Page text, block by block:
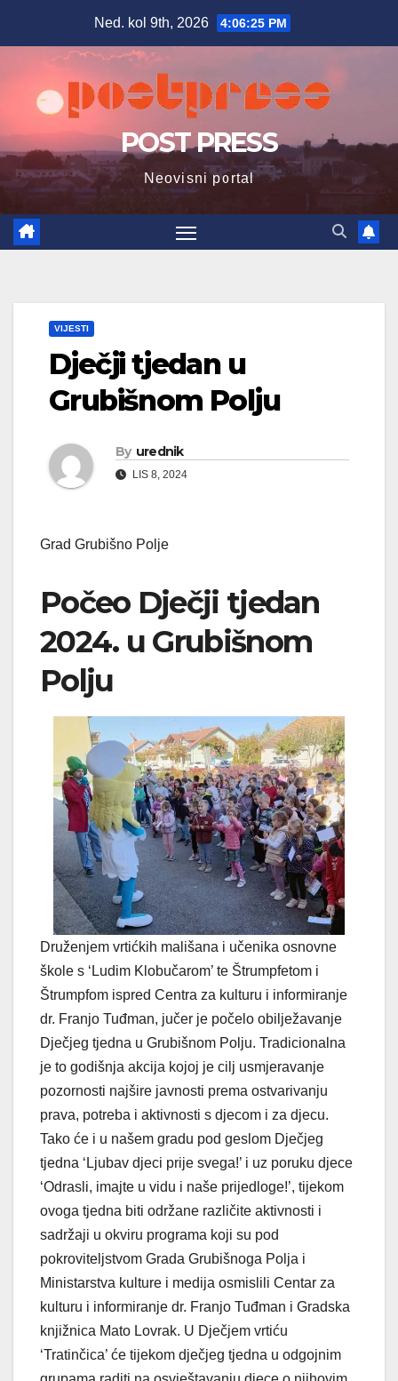
Ned. kol 9th, 2026 4:06:26 PM
POST PRESS
Neovisni portal
VIJESTI
Dječji tjedan u
Grubišnom Polju
By urednik
LIS 8, 2024
Grad Grubišno Polje
Počeo Dječji tjedan
2024. u Grubišnom
Polju
Druženjem vrtićkih mališana i učenika osnovne
škole s ‘Ludim Klobučarom’ te Štrumpfetom i
Štrumpfom ispred Centra za kulturu i informiranje
dr. Franjo Tuđman, jučer je počelo obilježavanje
Dječjeg tjedna u Grubišnom Polju. Tradicionalna
je to godišnja akcija kojoj je cilj usmjeravanje
pozornosti najšire javnosti prema ostvarivanju
prava, potreba i aktivnosti s djecom i za djecu.
Tako će i u našem gradu pod geslom Dječjeg
tjedna ‘Ljubav djeci prije svega!’ i uz poruku djece
‘Odrasli, imajte u vidu i naše prijedloge!’, tijekom
ovoga tjedna biti održane različite aktivnosti i
sadržaji u okviru programa koji su pod
pokroviteljstvom Grada Grubišnoga Polja i
Ministarstva kulture i medija osmislili Centar za
kulturu i informiranje dr. Franjo Tuđman i Gradska
knjižnica Mato Lovrak. U Dječjem vrtiću
‘Tratinčica’ će tijekom dječjeg tjedna u odgojnim